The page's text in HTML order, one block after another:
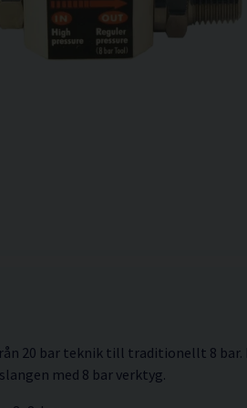
20 bar teknik till traditionellt 8 bar.
med 8 bar verktyg.